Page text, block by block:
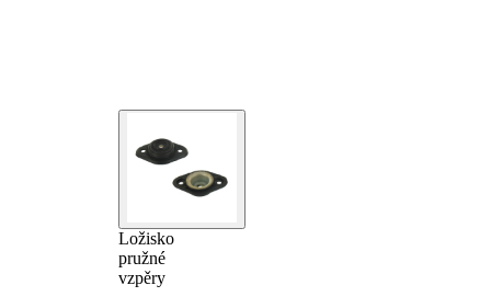
Ložisko
pružné
vzpěry